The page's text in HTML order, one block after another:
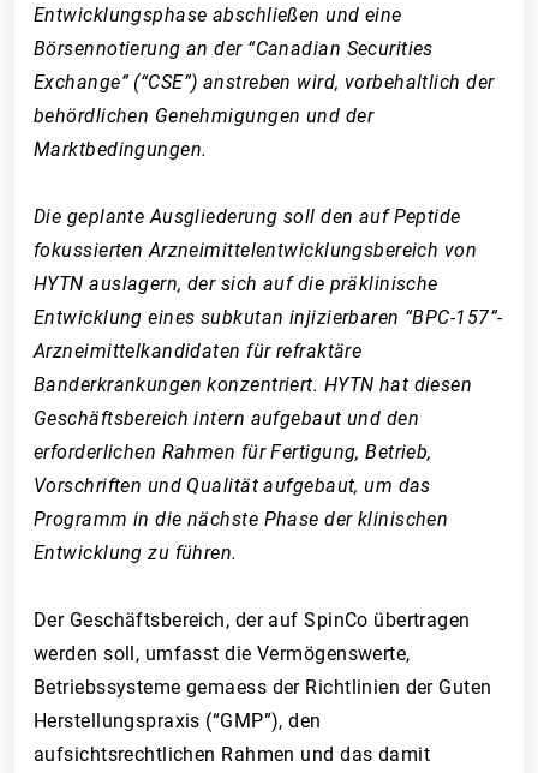
Entwicklungsphase abschließen und eine
Börsennotierung an der “Canadian Securities
Exchange” (“CSE”) anstreben wird, vorbehaltlich der
behördlichen Genehmigungen und der
Marktbedingungen.
Die geplante Ausgliederung soll den auf Peptide
fokussierten Arzneimittelentwicklungsbereich von
HYTN auslagern, der sich auf die präklinische
Entwicklung eines subkutan injizierbaren “BPC-157”-
Arzneimittelkandidaten für refraktäre
Banderkrankungen konzentriert. HYTN hat diesen
Geschäftsbereich intern aufgebaut und den
erforderlichen Rahmen für Fertigung, Betrieb,
Vorschriften und Qualität aufgebaut, um das
Programm in die nächste Phase der klinischen
Entwicklung zu führen.
Der Geschäftsbereich, der auf SpinCo übertragen
werden soll, umfasst die Vermögenswerte,
Betriebssysteme gemaess der Richtlinien der Guten
Herstellungspraxis (“GMP”), den
aufsichtsrechtlichen Rahmen und das damit